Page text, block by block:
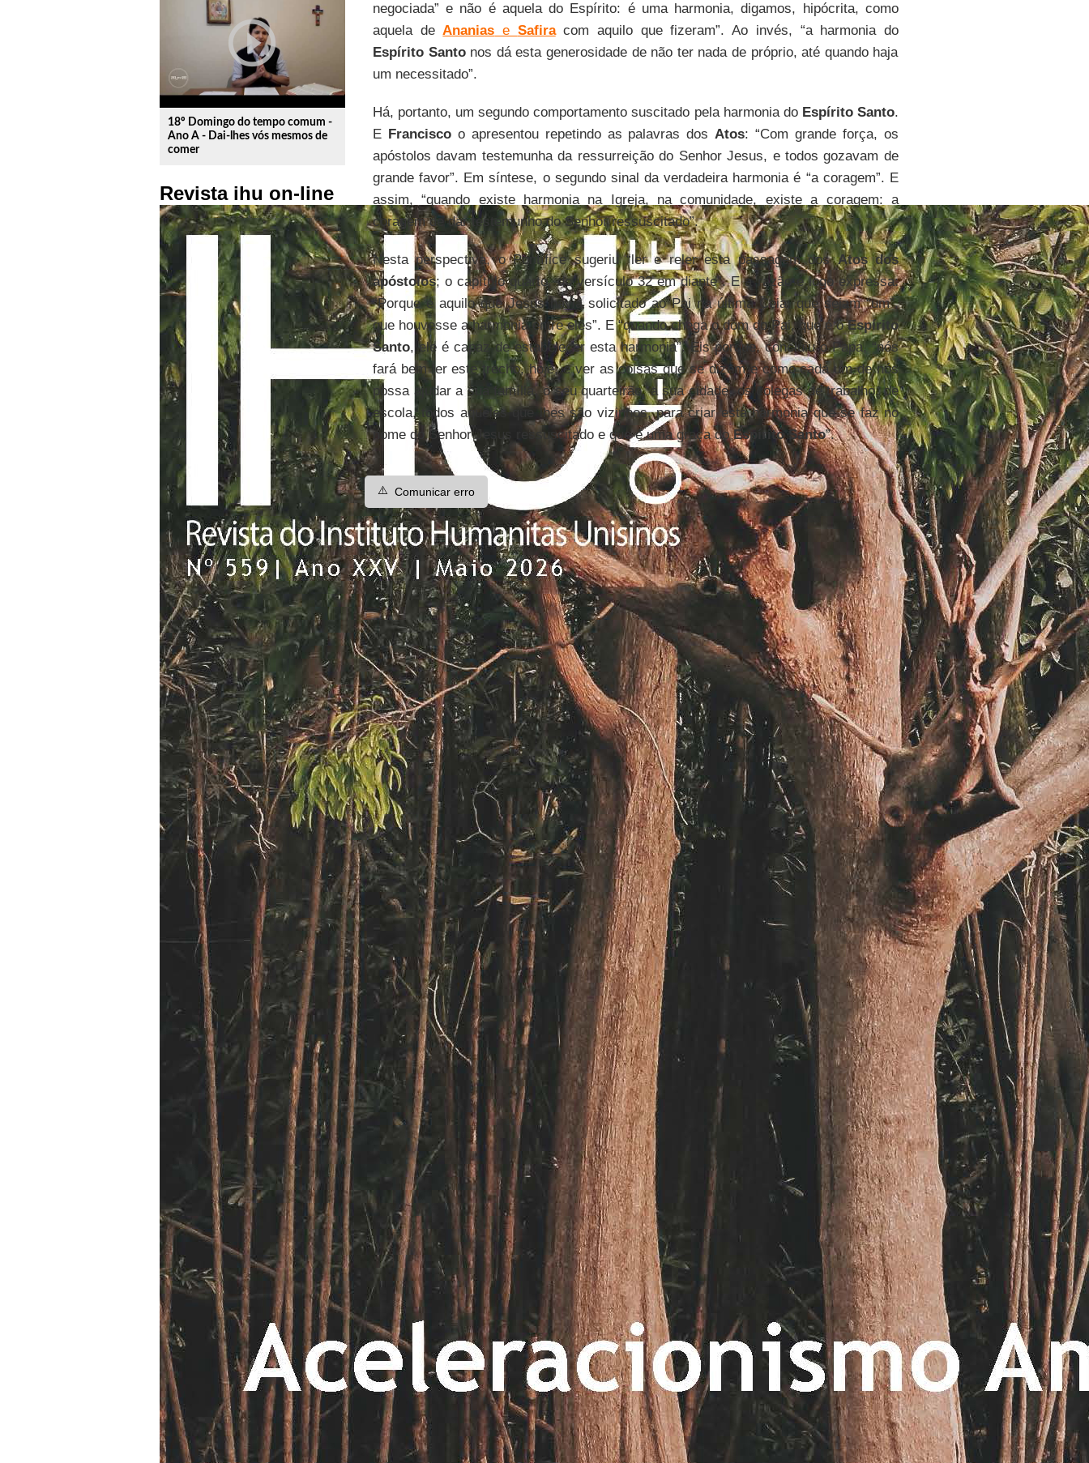
play_circle_outline
18º Domingo do tempo comum -
Ano A - Dai-lhes vós mesmos de
comer
Revista ihu on-line
negociada” e não é aquela do Espírito: é uma harmonia, digamos, hipócrita, como
aquela deAnanias e Safiracom aquilo que fizeram”. Ao invés, “a harmonia do
Espírito Santonos dá esta generosidade de não ter nada de próprio, até quando haja
um necessitado”.
Há, portanto, um segundo comportamento suscitado pela harmonia do Espírito Santo.
E Franciscoo apresentou repetindo as palavras dosAtos: “Com grande força, os
apóstolos davam testemunha da ressurreição do Senhor Jesus, e todos gozavam de
grande favor”. Em síntese, o segundo sinal da verdadeira harmonia é “a coragem”. E
assim, “quando existe harmonia na Igreja, na comunidade, existe a coragem: a
coragem de dar testemunho do Senhor ressuscitado”.
Nesta perspectiva, o Pontífice sugeriu “ler e reler esta passagem dosAtos dos
apóstolos; o capítulo quarto, do versículo 32 em diante”. E a razão é logo expressa:
“Porque é aquilo que Jesus havia solicitado ao Pai na última Ceia: que sejam “um”,
que houvesse a harmonia entre eles”. E “quando chega o dom do Pai, que é oEspírito
Santo, ele é capaz de estabelecer esta harmonia”. Eis porque, concluiu o Papa, “nós
fará bem ler este trecho, hoje, e ver as coisas que se dizem e como cada um de nós
possa ajudar a sua família, o seu quarteirão, a sua cidade, os colegas de trabalho, de
escola, todos aqueles que lhes são vizinhos, para criar esta harmonia que se faz no
nome do Senhor Jesus ressuscitado e que é uma graça doEspírito Santo”.
⚠️ Comunicar erro